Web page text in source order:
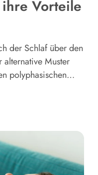
Vorteile
der Schlaf über den
alternative Muster
polyphasischen
des